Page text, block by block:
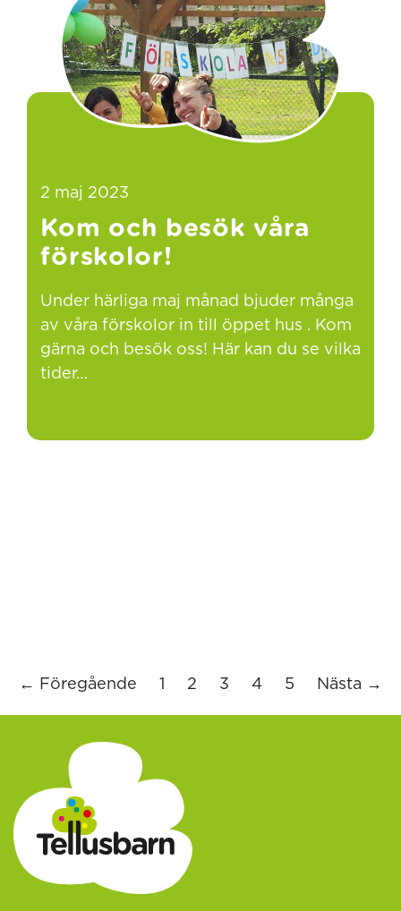
2 maj 2023
Kom och besök våra
förskolor!
Under härliga maj månad bjuder många
av våra förskolor in till öppet hus . Kom
gärna och besök oss! Här kan du se vilka
tider…
← Föregående 1 2 3 4 5 Nästa →